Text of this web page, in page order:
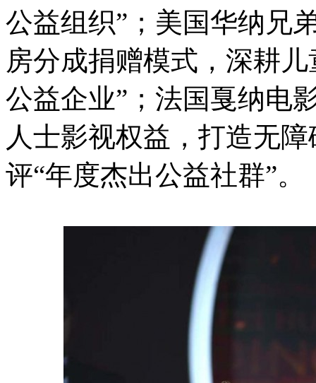
公益组织”；美国华纳兄
房分成捐赠模式，深耕
公益企业”；法国戛纳电
人士影视权益，打造无
评“年度杰出公益社群”。